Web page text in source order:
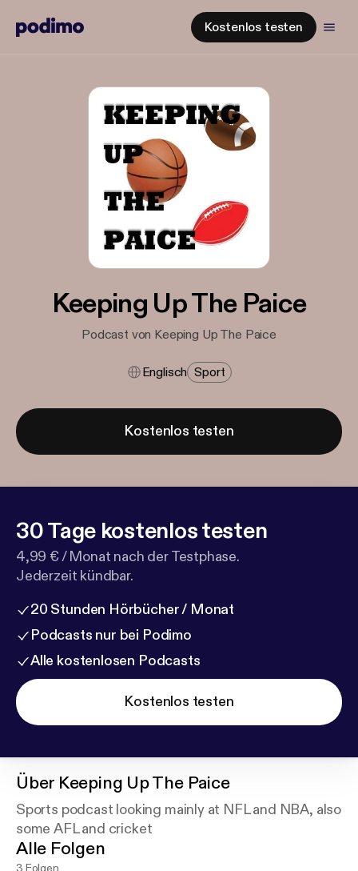
Kostenlos testen
Keeping Up The Paice
Podcast von Keeping Up The Paice
Englisch Sport
Kostenlos testen
30 Tage kostenlos testen
4,99 € / Monat nach der Testphase.
Jederzeit kündbar.
20 Stunden Hörbücher / Monat
Podcasts nur bei Podimo
Alle kostenlosen Podcasts
Kostenlos testen
Über Keeping Up The Paice
Sports podcast looking mainly at NFL and NBA, also
some AFL and cricket
Alle Folgen
3 Folgen